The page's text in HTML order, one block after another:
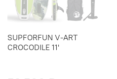
SUPFORFUN V-ART
CROCODILE 11'